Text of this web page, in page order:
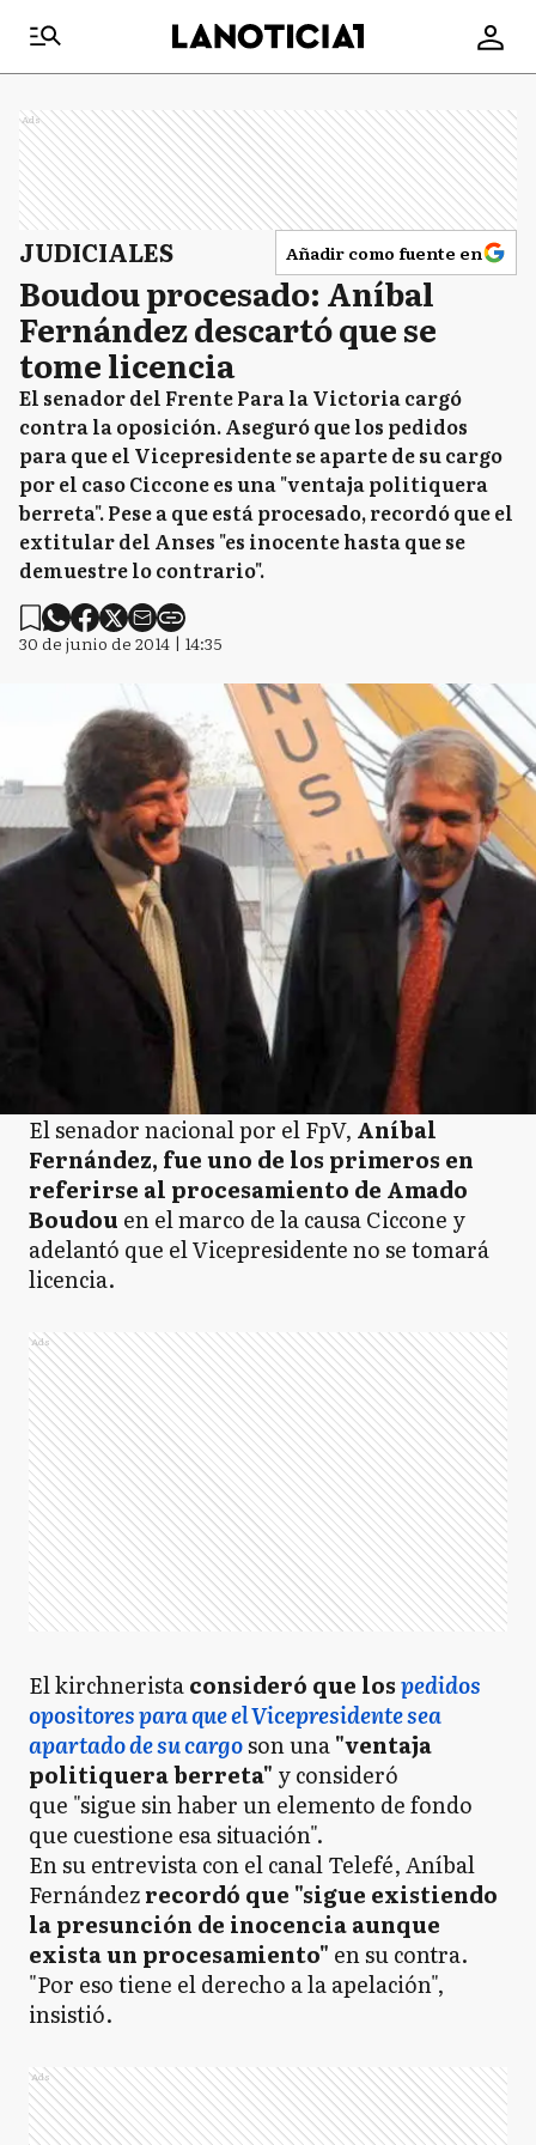
Ads
JUDICIALES Añadir como fuente en
Boudou procesado: Aníbal
Fernández descartó que se
tome licencia
El senador del Frente Para la Victoria cargó
contra la oposición. Aseguró que los pedidos
para que el Vicepresidente se aparte de su cargo
por el caso Ciccone es una "ventaja politiquera
berreta". Pese a que está procesado, recordó que el
extitular del Anses "es inocente hasta que se
demuestre lo contrario".
30 de junio de 2014 | 14:35
El senador nacional por el FpV, Aníbal
Fernández, fue uno de los primeros en
referirse al procesamiento de Amado
Boudou en el marco de la causa Ciccone y
adelantó que el Vicepresidente no se tomará
licencia.
Ads
El kirchneristaconsideró que lospedidos
opositores para que el Vicepresidente sea
apartado de su cargoson una"ventaja
politiquera berreta" y consideró
que "sigue sin haber un elemento de fondo
que cuestione esa situación".
En su entrevista con el canal Telefé, Aníbal
Fernándezrecordó que "sigue existiendo
la presunción de inocencia aunque
exista un procesamiento" en su contra.
"Por eso tiene el derecho a la apelación",
insistió.
Ads